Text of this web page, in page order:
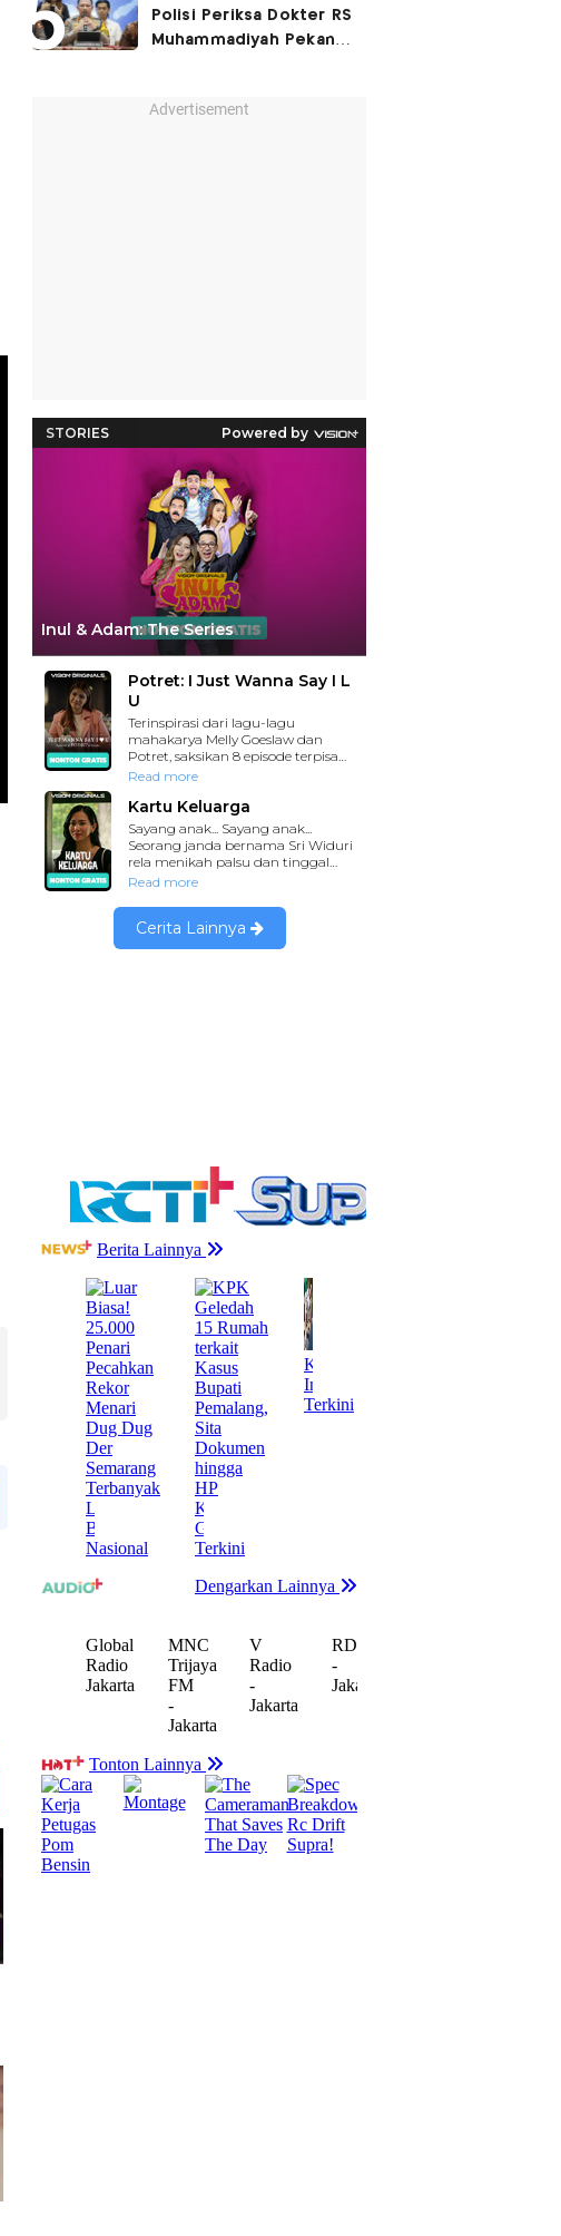
Polisi Periksa Dokter RS
Muhammadiyah Pekan
Advertisement